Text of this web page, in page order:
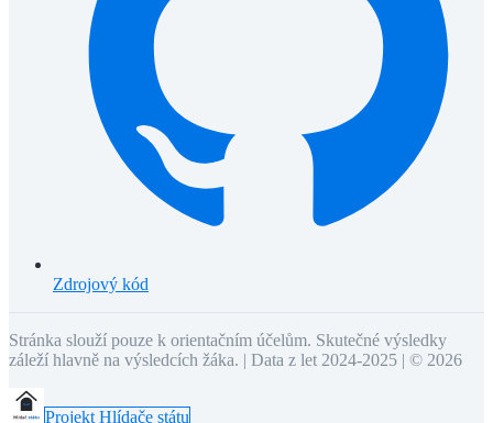
Zdrojový kód
Stránka slouží pouze k orientačním účelům. Skutečné výsledky
záleží hlavně na výsledcích žáka. | Data z let 2024-2025 | © 2026
Projekt Hlídače státu